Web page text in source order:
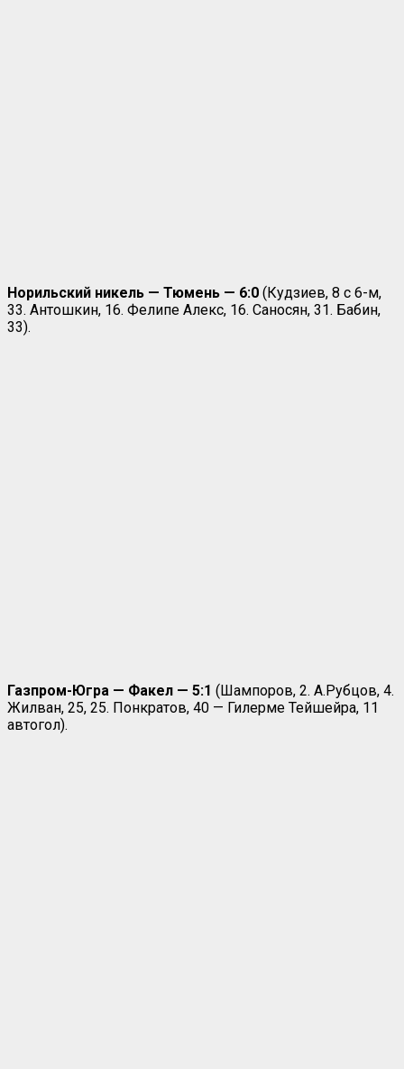
Норильский никель — Тюмень — 6:0 (Кудзиев, 8 с 6-м,
33. Антошкин, 16. Фелипе Алекс, 16. Саносян, 31. Бабин,
33).
Газпром-Югра — Факел — 5:1 (Шампоров, 2. А.Рубцов, 4.
Жилван, 25, 25. Понкратов, 40 — Гилерме Тейшейра, 11
автогол).